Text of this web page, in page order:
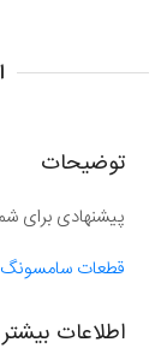
توضیحات
پیشنهادی برای
قطعات سامسونگ J3 2017
اطلاعات بیشتر